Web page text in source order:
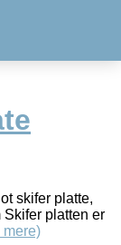
skifer platte,
Skifer platten er